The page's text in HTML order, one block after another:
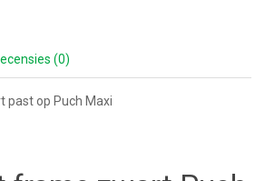
(0)
past op Puch Maxi